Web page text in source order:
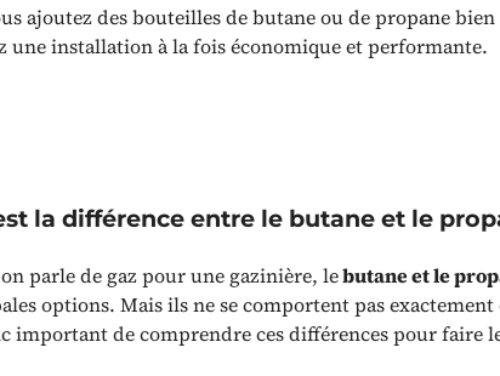
ajoutez des bouteilles de butane ou de propane
une installation à la fois économique et performante.
la différence entre le butane et le
parle de gaz pour une gazinière, lebutane et le
options. Mais ils ne se comportent pas
important de comprendre ces différences pour faire